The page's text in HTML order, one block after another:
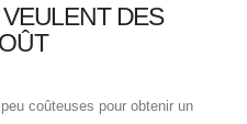
DES
coûteuses pour obtenir un